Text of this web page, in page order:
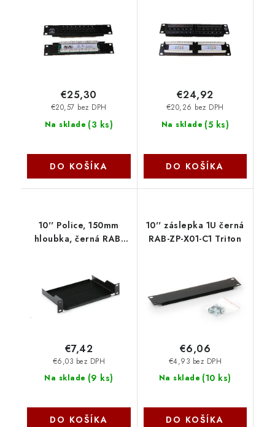
Na sklade (3 ks)
€20,57 bez DPH
€25,30
DO KOŠÍKA
Na sklade (5 ks)
€20,26 bez DPH
€24,92
DO KOŠÍKA
10'' Police, 150mm
hloubka, černá RAB-
Na sklade (9 ks)
€6,03 bez DPH
€7,42
DO KOŠÍKA
10'' záslepka 1U černá
RAB-ZP-X01-C1 Triton
Na sklade (10 ks)
€4,93 bez DPH
€6,06
DO KOŠÍKA